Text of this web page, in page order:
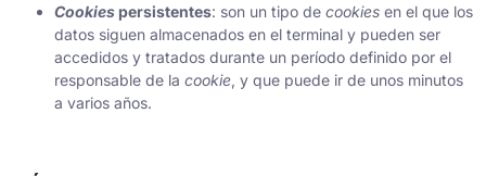
Cookies persistentes: son un tipo de cookies en el que los
datos siguen almacenados en el terminal y pueden ser
accedidos y tratados durante un período definido por el
responsable de la cookie, y que puede ir de unos minutos
a varios años.